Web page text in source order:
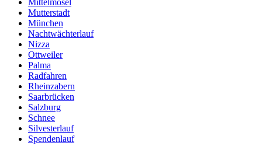
Mittelmosel
Mutterstadt
München
Nachtwächterlauf
Nizza
Ottweiler
Palma
Radfahren
Rheinzabern
Saarbrücken
Salzburg
Schnee
Silvesterlauf
Spendenlauf